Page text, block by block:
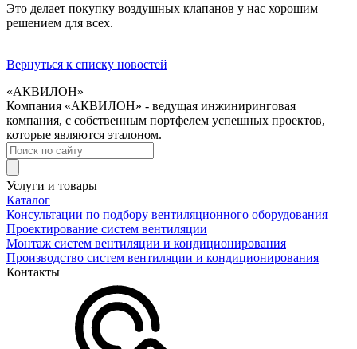
Это делает покупку воздушных клапанов у нас хорошим
решением для всех.
Вернуться к списку новостей
«АКВИЛОН»
Компания «АКВИЛОН» - ведущая инжиниринговая
компания, с собственным портфелем успешных проектов,
которые являются эталоном.
Услуги и товары
Каталог
Консультации по подбору вентиляционного оборудования
Проектирование систем вентиляции
Монтаж систем вентиляции и кондиционирования
Производство систем вентиляции и кондиционирования
Контакты